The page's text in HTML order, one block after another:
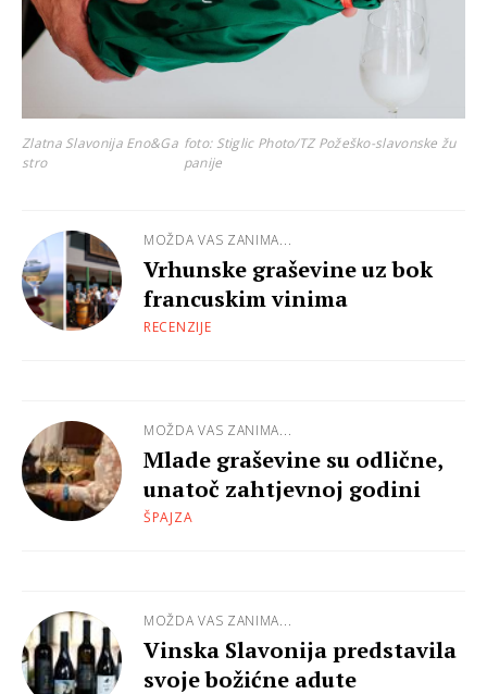
Zlatna Slavonija Eno&Ga
stro
foto: Stiglic Photo/TZ Požeško-slavonske žu
panije
MOŽDA VAS ZANIMA...
Vrhunske graševine uz bok
francuskim vinima
RECENZIJE
MOŽDA VAS ZANIMA...
Mlade graševine su odlične,
unatoč zahtjevnoj godini
ŠPAJZA
MOŽDA VAS ZANIMA...
Vinska Slavonija predstavila
svoje božićne adute